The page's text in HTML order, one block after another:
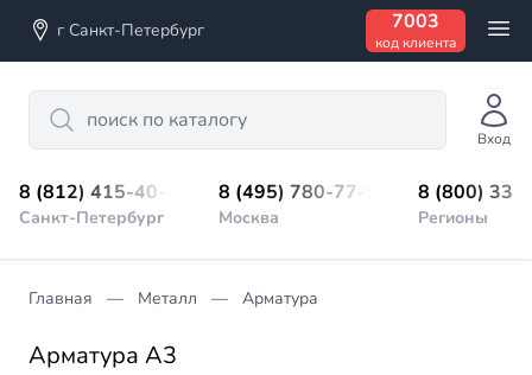
г Санкт-Петербург 7003
код клиента
Search
Вход
8 (812) 415-40-45
Санкт-Петербург
8 (495) 780-77-98
Москва
8 (800)
Регионы
Главная Металл Арматура
Арматура А3